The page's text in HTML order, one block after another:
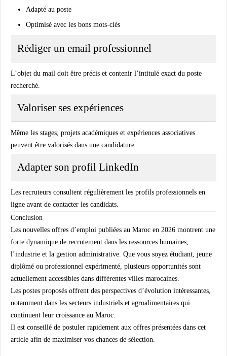
Adapté au poste
Optimisé avec les bons mots-clés
Rédiger un email professionnel
L’objet du mail doit être précis et contenir l’intitulé exact du poste
recherché.
Valoriser ses expériences
Même les stages, projets académiques et expériences associatives
peuvent être valorisés dans une candidature.
Adapter son profil LinkedIn
Les recruteurs consultent régulièrement les profils professionnels en
ligne avant de contacter les candidats.
Conclusion
Les nouvelles offres d’emploi publiées au Maroc en 2026 montrent une
forte dynamique de recrutement dans les ressources humaines,
l’industrie et la gestion administrative. Que vous soyez étudiant, jeune
diplômé ou professionnel expérimenté, plusieurs opportunités sont
actuellement accessibles dans différentes villes marocaines.
Les postes proposés offrent des perspectives d’évolution intéressantes,
notamment dans les secteurs industriels et agroalimentaires qui
continuent leur croissance au Maroc.
Il est conseillé de postuler rapidement aux offres présentées dans cet
article afin de maximiser vos chances de sélection.